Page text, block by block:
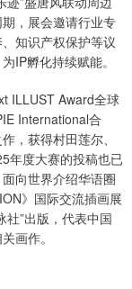
，展会邀请行业专
知识产权保护等议
IP孵化持续赋能。
ILLUST Award全球
International合
，获得村田莲尔、
年度大赛的投稿也已
向世界介绍华语圈
》国际交流插画展
社”出版，代表中国
画作。